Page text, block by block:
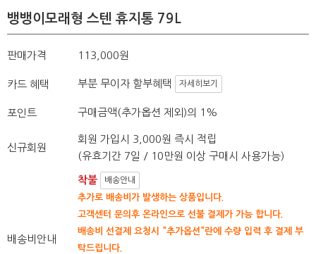
뱅뱅이모래형 스텐 휴지통 79L
판매가격 113,000원
카드 혜택 부분 무이자 할부혜택 자세히보기
포인트 구매금액(추가옵션 제외)의 1%
신규회원
회원 가입시 3,000원 즉시 적립
(유효기간 7일 / 10만원 이상 구매시 사용가능)
배송비안내
착불 배송안내
추가로 배송비가 발생하는 상품입니다.
고객센터 문의후 온라인으로 선불 결제가 가능 합니다.
배송비 선결제 요청시 "추가옵션"란에 수량 입력 후 결제 부
탁드립니다.